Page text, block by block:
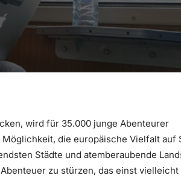
wird für 35.000 junge Abenteurer
die europäische Vielfalt auf
Städte und atemberaubende
zu stürzen, das einst vielleicht